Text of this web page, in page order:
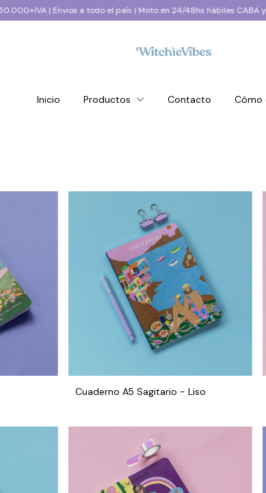
a todo el país | Moto en 24/48hs hábiles CABA y GBA |
Inicio Productos Contacto Cómo
Cuaderno A5 Sagitario - Liso